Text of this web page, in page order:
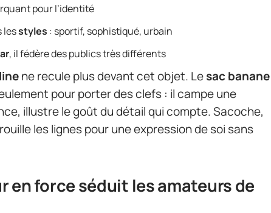
pour l’identité
lesstyles : sportif, sophistiqué, urbain
, il fédère des publics très différents
ne recule plus devant cet objet. Lesac banane
pour porter des clefs : il campe une
illustre le goût du détail qui compte. Sacoche,
les lignes pour une expression de soi sans
en force séduit les amateurs de